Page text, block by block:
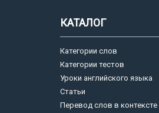
КАТАЛОГ
Категории слов
Категории тестов
Уроки английского языка
Статьи
Перевод слов в контексте